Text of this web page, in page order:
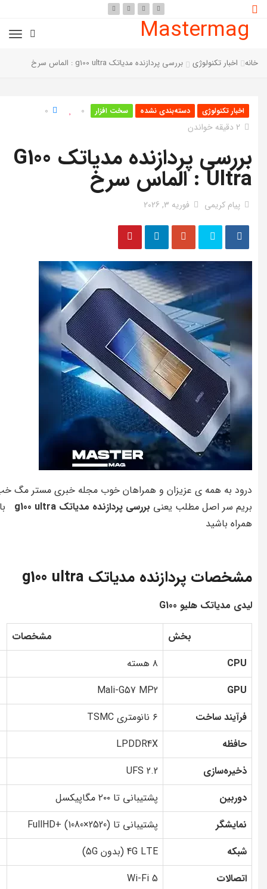
Mastermag
خانه اخبار تکنولوژی بررسی پردازنده مدیاتک g100 ultra : الماس سرخ
اخبار تکنولوژی دسته‌بندی نشده سخت افزار 0
0
2 دقیقه خواندن
بررسی پردازنده مدیاتک G100
Ultra : الماس سرخ
پیام کریمی فوریه 3, 2026
درود به همه ی عزیزان و همراهان خوب مجله خبری مستر مگ
بریم سر اصل مطلب یعنی بررسی پردازنده مدیاتک g100 ultra
همراه باشید
مشخصات پردازنده مدیاتک g100 ultra
لیدی مدیاتک هلیو G100
بخش
مشخصات
CPU
۸ هسته
GPU
Mali-G57 MP2
فرآیند ساخت
۶ نانومتری TSMC
حافظه
LPDDR4X
ذخیره‌سازی
UFS 2.2
دوربین
پشتیبانی تا ۲۰۰ مگاپیکسل
نمایشگر
پشتیبانی تا FullHD+ (1080×2520)
شبکه
4G LTE (بدون 5G)
اتصالات
Wi-Fi 5